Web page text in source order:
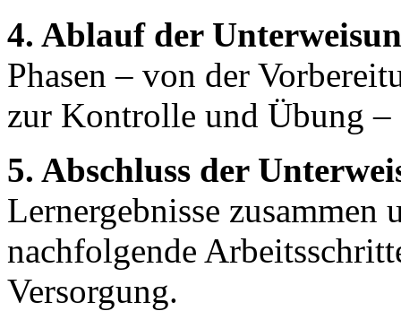
4. Ablauf der
Phasen – von der
zur Kontrolle und Übung –
5. Abschluss der
Lernergebnisse
nachfolgende
Versorgung.